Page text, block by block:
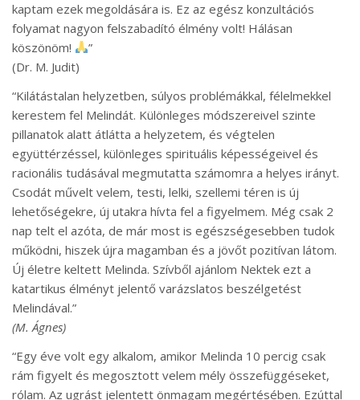
kaptam ezek megoldására is. Ez az egész konzultációs
folyamat nagyon felszabadító élmény volt! Hálásan
köszönöm!
”
(Dr. M. Judit)
“Kilátástalan helyzetben, súlyos problémákkal, félelmekkel
kerestem fel Melindát. Különleges módszereivel szinte
pillanatok alatt átlátta a helyzetem, és végtelen
együttérzéssel, különleges spirituális képességeivel és
racionális tudásával megmutatta számomra a helyes irányt.
Csodát művelt velem, testi, lelki, szellemi téren is új
lehetőségekre, új utakra hívta fel a figyelmem. Még csak 2
nap telt el azóta, de már most is egészségesebben tudok
működni, hiszek újra magamban és a jövőt pozitívan látom.
Új életre keltett Melinda. Szívből ajánlom Nektek ezt a
katartikus élményt jelentő varázslatos beszélgetést
Melindával.”
(M. Ágnes)
“Egy éve volt egy alkalom, amikor Melinda 10 percig csak
rám figyelt és megosztott velem mély összefüggéseket,
rólam. Az ugrást jelentett önmagam megértésében. Ezúttal